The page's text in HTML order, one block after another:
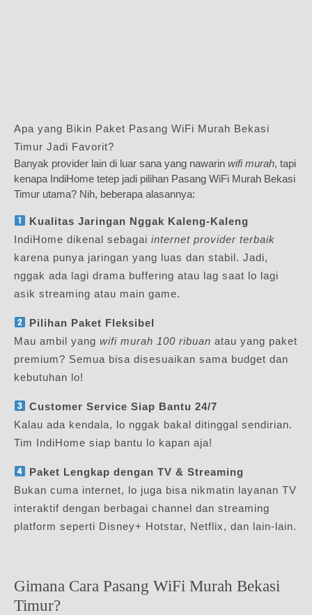
Apa yang Bikin Paket Pasang WiFi Murah Bekasi
Timur Jadi Favorit?
Banyak provider lain di luar sana yang nawarin wifi murah, tapi
kenapa IndiHome tetep jadi pilihan Pasang WiFi Murah Bekasi
Timur utama? Nih, beberapa alasannya:
Kualitas Jaringan Nggak Kaleng-Kaleng
IndiHome dikenal sebagai internet provider terbaik
karena punya jaringan yang luas dan stabil. Jadi,
nggak ada lagi drama buffering atau lag saat lo lagi
asik streaming atau main game.
Pilihan Paket Fleksibel
Mau ambil yang wifi murah 100 ribuan atau yang paket
premium? Semua bisa disesuaikan sama budget dan
kebutuhan lo!
Customer Service Siap Bantu 24/7
Kalau ada kendala, lo nggak bakal ditinggal sendirian.
Tim IndiHome siap bantu lo kapan aja!
Paket Lengkap dengan TV & Streaming
Bukan cuma internet, lo juga bisa nikmatin layanan TV
interaktif dengan berbagai channel dan streaming
platform seperti Disney+ Hotstar, Netflix, dan lain-lain.
Gimana Cara Pasang WiFi Murah Bekasi
Timur?